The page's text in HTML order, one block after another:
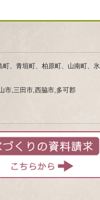
町、青垣町、柏原町、山南町、氷
市,三田市,西脇市,多可郡